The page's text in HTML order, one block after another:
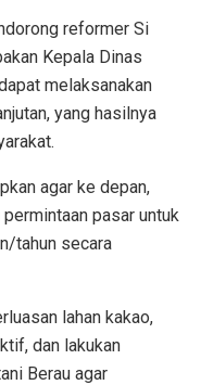
reformer Si
Kepala Dinas
melaksanakan
yang hasilnya
agar ke depan,
pasar untuk
tahun secara
lahan kakao,
dan lakukan
Berau agar